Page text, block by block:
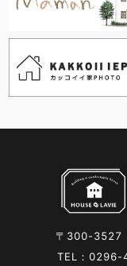
〒300-3527
TEL：